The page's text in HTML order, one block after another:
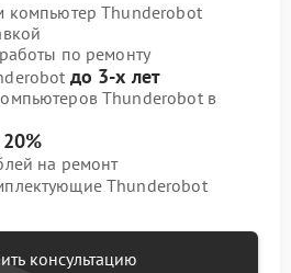
компьютер Thunderobot
по ремонту
до 3-х лет
Thunderobot в
20%
на ремонт
Thunderobot
консультацию